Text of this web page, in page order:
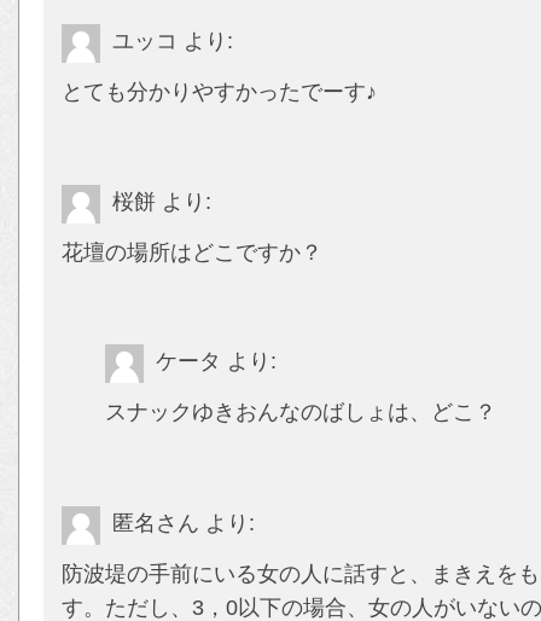
ユッコ より:
とても分かりやすかったでーす♪
桜餅 より:
花壇の場所はどこですか？
ケータ より:
スナックゆきおんなのばしょは、どこ？
匿名さん より:
防波堤の手前にいる女の人に話すと、まきえを
す。ただし、3，0以下の場合、女の人がいない